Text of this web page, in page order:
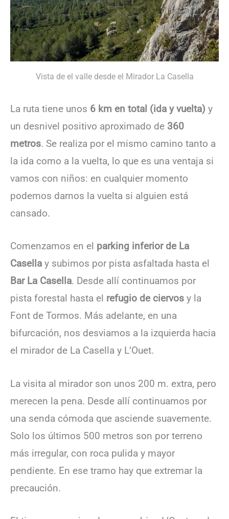
Vista de el valle desde el Mirador La Casella
La ruta tiene unos 6 km en total (ida y vuelta) y
un desnivel positivo aproximado de 360
metros. Se realiza por el mismo camino tanto a
la ida como a la vuelta, lo que es una ventaja si
vamos con niños: en cualquier momento
podemos darnos la vuelta si alguien está
cansado.
Comenzamos en el parking inferior de La
Casella y subimos por pista asfaltada hasta el
Bar La Casella. Desde allí continuamos por
pista forestal hasta el refugio de ciervos y la
Font de Tormos. Más adelante, en una
bifurcación, nos desviamos a la izquierda hacia
el mirador de La Casella y L’Ouet.
La visita al mirador son unos 200 m. extra, pero
merecen la pena. Desde allí continuamos por
una senda cómoda que asciende suavemente.
Solo los últimos 500 metros son por terreno
más irregular, con roca pulida y mayor
pendiente. En ese tramo hay que extremar la
precaución.